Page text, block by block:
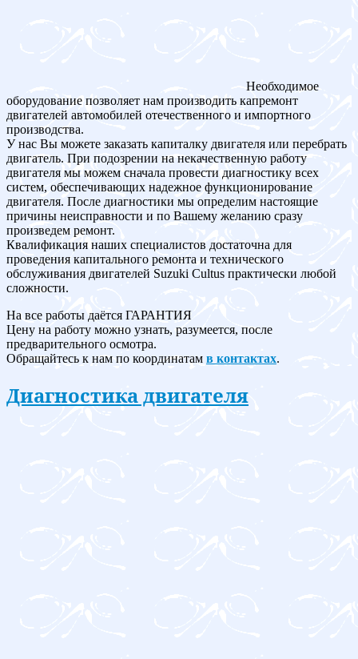
Необходимое
оборудование позволяет нам производить капремонт
двигателей автомобилей отечественного и импортного
производства.
У нас Вы можете заказать капиталку двигателя или перебрать
двигатель. При подозрении на некачественную работу
двигателя мы можем сначала провести диагностику всех
систем, обеспечивающих надежное функционирование
двигателя. После диагностики мы определим настоящие
причины неисправности и по Вашему желанию сразу
произведем ремонт.
Квалификация наших специалистов достаточна для
проведения капитального ремонта и технического
обслуживания двигателей Suzuki Cultus практически любой
сложности.
На все работы даётся ГАРАНТИЯ
Цену на работу можно узнать, разумеется, после
предварительного осмотра.
Обращайтесь к нам по координатам в контактах.
Диагностика двигателя